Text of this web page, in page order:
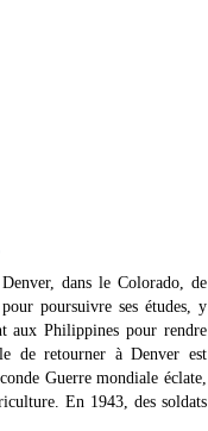
dans le Colorado, de
poursuivre ses études, y
aux Philippines pour rendre
de retourner à Denver est
Guerre mondiale éclate,
En 1943, des soldats